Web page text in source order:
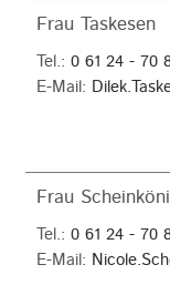
Frau Taskesen
Tel.: 0 61 24 - 70
E-Mail:
Frau
Tel.: 0 61 24 - 70
E-Mail: